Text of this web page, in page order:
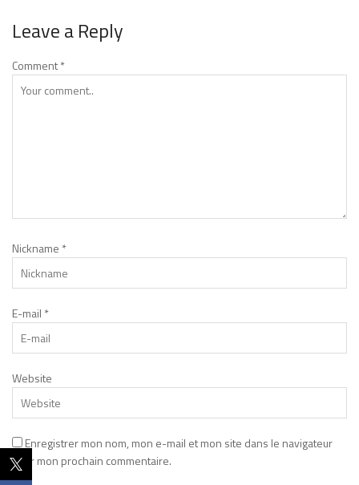
Leave a Reply
Comment*
Nickname *
E-mail *
Website
Enregistrer mon nom, mon e-mail et mon site dans le navigateur
pour mon prochain commentaire.